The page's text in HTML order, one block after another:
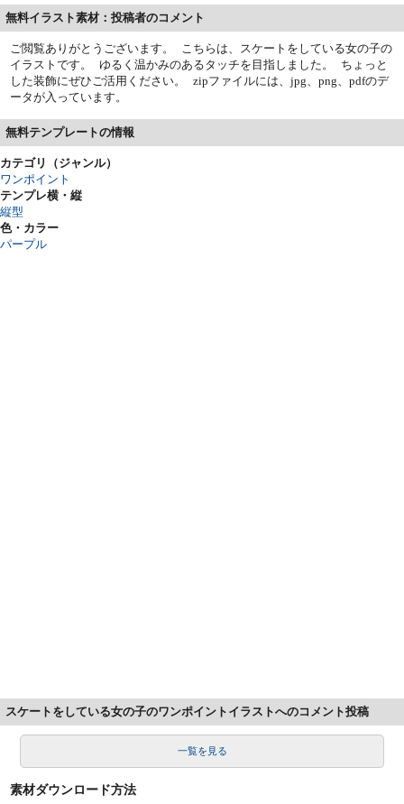
無料イラスト素材：投稿者のコメント
ご閲覧ありがとうございます。 こちらは、スケートをしている女の子の
イラストです。 ゆるく温かみのあるタッチを目指しました。 ちょっと
した装飾にぜひご活用ください。 zipファイルには、jpg、png、pdfのデ
ータが入っています。
無料テンプレートの情報
カテゴリ（ジャンル）
ワンポイント
テンプレ横・縦
縦型
色・カラー
パープル
スケートをしている女の子のワンポイントイラストへのコメント投稿
一覧を見る
素材ダウンロード方法